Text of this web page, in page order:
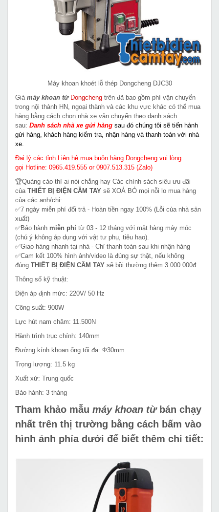
Máy khoan khoét lỗ thép Dongcheng DJC30
Giá máy khoan từ Dongcheng trên đã bao gồm phí vận chuyển
trong nội thành HN, ngoại thành và các khu vực khác có thể mua
hàng bằng cách chọn nhà xe vận chuyển theo danh sách
sau: Danh sách nhà xe gửi hàng sau đó chúng tôi sẽ tiến hành
gửi hàng, khách hàng kiểm tra, nhận hàng và thanh toán với nhà
xe
Đại lý các tỉnh Liên hệ mua buôn hàng Dongcheng vui lòng
gọi Hotline: 0965.419.555 or 0907.513.315 (Zalo)
🏆Quảng cáo thì ai nói chẳng hay Các chính sách siêu ưu đãi
của THIẾT BỊ ĐIỆN CẦM TAY sẽ XOÁ BỎ mọi nỗi lo mua hàng
của các anh/chị:
✅7 ngày miễn phí đổi trả - Hoàn tiền ngay 100% (Lỗi của nhà sản
xuất)
✅Bảo hành miễn phí từ 03 - 12 tháng với mặt hàng máy móc
(chú ý không áp dụng với vật tư phụ, tiêu hao).
✅Giao hàng nhanh tại nhà - Chỉ thanh toán sau khi nhận hàng
✅Cam kết 100% hình ảnh/video là đúng sự thật, nếu không
đúng THIẾT BỊ ĐIỆN CẦM TAY sẽ bồi thường thêm 3.000.000đ
Thông số kỹ thuật:
Điện áp định mức: 220V/ 50 Hz
Công suất: 900W
Lực hút nam châm: 11.500N
Hành trình trục chính: 140mm
Đường kính khoan ống tối đa: Ф30mm
Trọng lượng: 11.5 kg
Xuất xứ: Trung quốc
Bảo hành: 3 tháng
Tham khảo mẫu máy khoan từbán chạy
nhất trên thị trường bằng cách bấm vào
hình ảnh phía dưới để biết thêm chi tiết: